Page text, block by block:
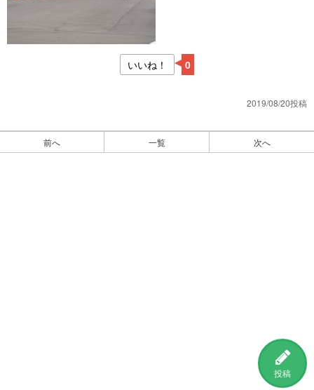
投稿
いいね！ 0
2019/08/20投稿
前へ 一覧 次へ